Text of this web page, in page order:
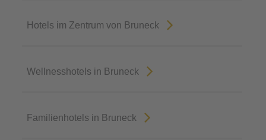
Hotels im Zentrum von Bruneck
Wellnesshotels in Bruneck
Familienhotels in Bruneck